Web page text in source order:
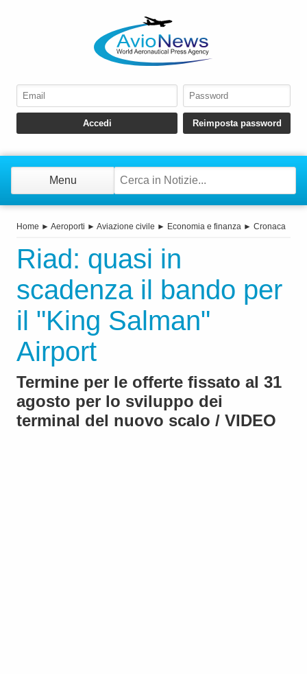
Menu
Home ► Aeroporti ► Aviazione civile ► Economia e finanza ► Cronaca
Riad: quasi in
scadenza il bando per
il "King Salman"
Airport
Termine per le offerte fissato al 31
agosto per lo sviluppo dei
terminal del nuovo scalo / VIDEO